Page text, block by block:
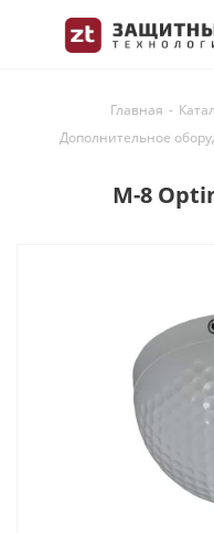
Главная -
Дополнительное
М-8